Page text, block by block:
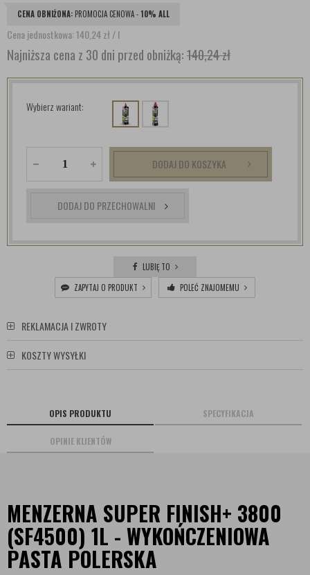
CENA OBNIŻONA: PROMOCJA CENOWA -10% ALL
Cena jednostkowa: 140,24zł/ l
Najniższa cena z 30 dni przed obniżką:140,24 zł
Wybierz wariant:
DODAJ DO KOSZYKA
DODAJ DO PRZECHOWALNI
LUBIĘ TO
ZAPYTAJ O PRODUKT
POLEĆ ZNAJOMEMU
REKLAMACJA I ZWROTY
KOSZTY WYSYŁKI
OPIS PRODUKTU SPECYFIKACJA
OPINIE KLIENTÓW
MENZERNA SUPER FINISH+ 3800
(SF4500) 1L - WYKOŃCZENIOWA
PASTA POLERSKA